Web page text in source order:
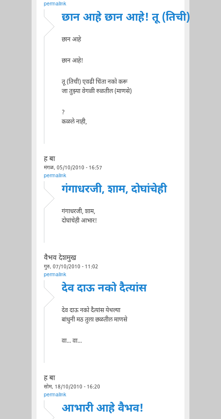
permalink
छान आहे छान आहे! तू (तिची)
छान आहे
छान आहे!
तू (तिची) एवढी चिंता नको करू
जा तुझ्या वेगळी रुळतील (माणसे)
?
कळले नाही,
ह बा
मंगळ, 05/10/2010 - 16:57
permalink
गंगाधरजी, शाम, दोघांचेही
गंगाधरजी, शाम,
दोघांचेही आभार!
वैभव देशमुख
गुरु, 07/10/2010 - 11:02
permalink
देव दाऊ नको दैत्यांस
देव दाऊ नको दैत्यांस येथल्या
बांधुनी मठ तुला छळतील माणसे
वा... वा...
ह बा
सोम, 18/10/2010 - 16:20
permalink
आभारी आहे वैभव!